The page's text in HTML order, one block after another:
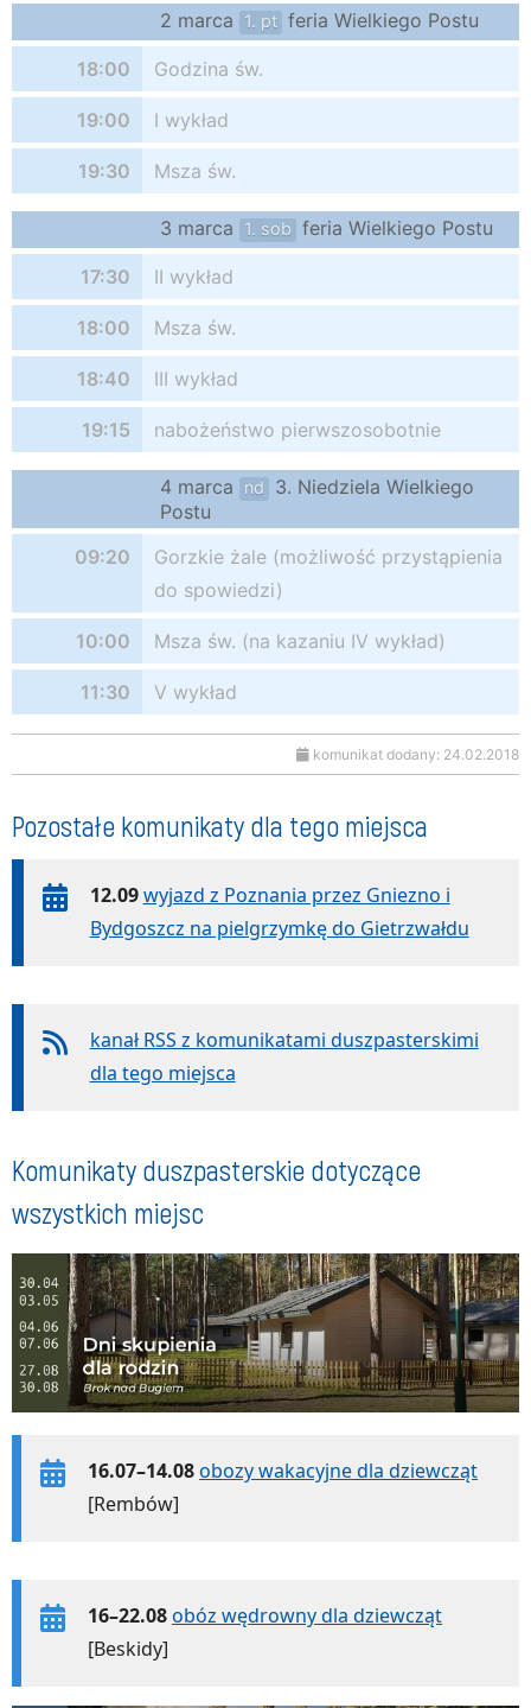
2 marca 1. pt feria Wielkiego Postu
18:00 Godzina św.
19:00 I wykład
19:30 Msza św.
3 marca 1. sob feria Wielkiego Postu
17:30 II wykład
18:00 Msza św.
18:40 III wykład
19:15 nabożeństwo pierwszosobotnie
4 marca nd
3. Niedziela Wielkiego
Postu
09:20
Gorzkie żale (możliwość przystąpienia
do spowiedzi)
10:00 Msza św. (na kazaniu IV wykład)
11:30 V wykład
komunikat dodany: 24.02.2018
Pozostałe komunikaty dla tego miejsca
12.09 wyjazd z Poznania przez Gniezno i
Bydgoszcz na pielgrzymkę do Gietrzwałdu
kanał RSS z komunikatami duszpasterskimi
dla tego miejsca
Komunikaty duszpasterskie dotyczące
wszystkich miejsc
16.07–14.08obozy wakacyjne dla dziewcząt
[Rembów]
16–22.08obóz wędrowny dla dziewcząt
[Beskidy]